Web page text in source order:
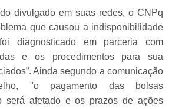
divulgado em suas redes, o CNPq
que causou a indisponibilidade
diagnosticado em parceria com
e os procedimentos para sua
Ainda segundo a comunicação
"o pagamento das bolsas
será afetado e os prazos de ações